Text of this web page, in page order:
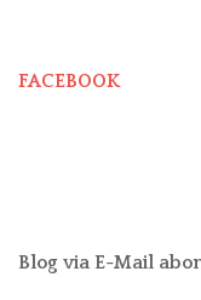
FACEBOOK
Blog via E-Mail